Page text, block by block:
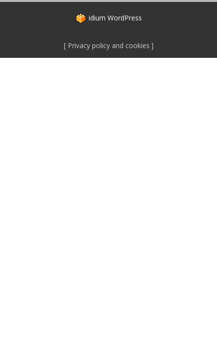
idium WordPress
Privacy policy and cookies